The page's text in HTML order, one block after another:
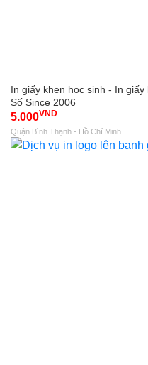
In giấy khen học sinh - In
Số Since 2006
5.000VND
Quận Bình Thạnh - Hồ Chí Minh